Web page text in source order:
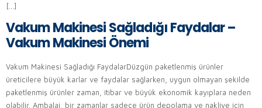
[…]
Vakum Makinesi Sağladığı Faydalar –
Vakum Makinesi Önemi
Vakum Makinesi Sağladığı FaydalarDüzgün paketlenmiş ürünler
üreticilere büyük karlar ve faydalar sağlarken, uygun olmayan şekilde
paketlenmiş ürünler zaman, itibar ve büyük ekonomik kayıplara neden
olabilir. Ambalaj, bir zamanlar sadece ürün depolama ve nakliye için